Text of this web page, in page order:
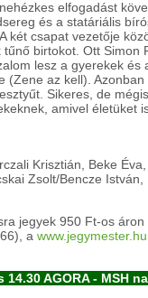
elfogadást
és a statáriális
két csapat vezetője
birtokot. Ott Simon
lesz a gyerekek
(Zene az kell).
Sikeres, de
amivel életüket
Krisztián, Beke
Zsolt/Bencze
jegyek 950 Ft-os
a www.jegymester.hu
AGORA - MSH